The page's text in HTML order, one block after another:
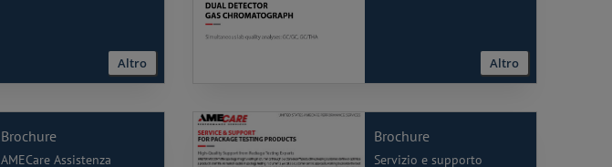
Altro Altro
Brochure
AMECare Assistenza
Brochure
Servizio e supporto